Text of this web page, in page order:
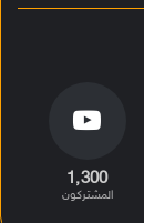
1٬300
المشتركون